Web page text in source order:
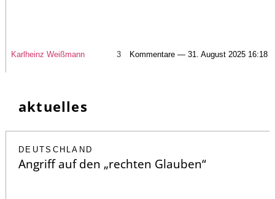
Karlheinz Weißmann 3 Kommentare — 31. August 2025 16:18
aktuelles
DEUTSCHLAND
Angriff auf den „rechten Glauben“